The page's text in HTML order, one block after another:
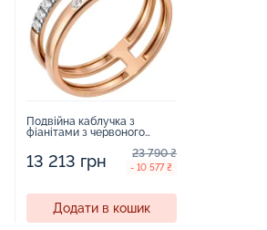
Подвійна каблучка з
фіанітами з червоного
13 213 грн 23 790 ₴
- 10 577 ₴
Додати в кошик